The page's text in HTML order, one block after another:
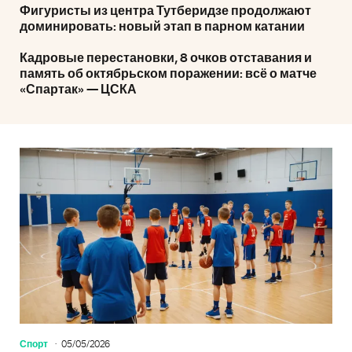
Фигуристы из центра Тутберидзе продолжают
доминировать: новый этап в парном катании
Кадровые перестановки, 8 очков отставания и
память об октябрьском поражении: всё о матче
«Спартак» — ЦСКА
Спорт 05/05/2026